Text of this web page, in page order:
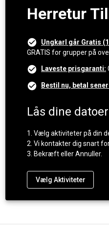
Herretur
Ungkarl går Gratis
GRATIS for grupper på
Laveste prisgaranti:
Bestil nu, betal
Lås dine
1. Vælg aktiviteter på din
2. Vi kontakter dig snart
3. Bekræft eller Annuller.
Vælg Aktiviteter